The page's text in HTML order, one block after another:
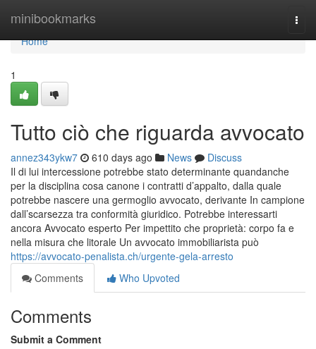
minibookmarks
Home
Home
1
Tutto ciò che riguarda avvocato
annez343ykw7 610 days ago News
Discuss
Il di lui intercessione potrebbe stato determinante quandanche
per la disciplina cosa canone i contratti d’appalto, dalla quale
potrebbe nascere una germoglio avvocato, derivante In campione
dall’scarsezza tra conformità giuridico. Potrebbe interessarti
ancora Avvocato esperto Per impettito che proprietà: corpo fa e
nella misura che litorale Un avvocato immobiliarista può
https://avvocato-penalista.ch/urgente-gela-arresto
Comments
Who Upvoted
Comments
Submit a Comment